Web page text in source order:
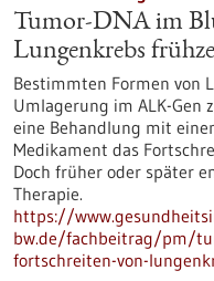
Tumor-DNA im
Lungenkrebs
Bestimmten Formen von
Umlagerung im ALK-Gen
eine Behandlung mit
Medikament das
Doch früher oder später
Therapie.
https://
bw.de/fachbeitrag/pm/
fortschreiten-von-